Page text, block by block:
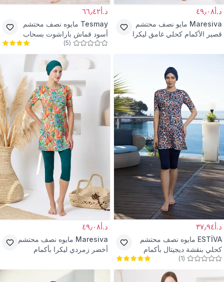
د.أ٤٩٫٠٨
Maresiva مايو نصف محتشم
قصير الأكمام كحلي غامق ليكرا
د.أ٦٦٫٤٢
Tesmay مايوه نصف محتشم
أسود قماش باراشوت بسحاب
(
5
)
د.أ٣٧٫٩٤
ESTİVA مايوه نصف محتشم
كحلي بنقشة ديجيتال بأكمام
نصفية مع بنطال ضيق وقبعة
(
1
)
د.أ٤٩٫٠٨
Maresiva مايوه نصف محتشم
أخضر زمردي ليكرا بأكمام